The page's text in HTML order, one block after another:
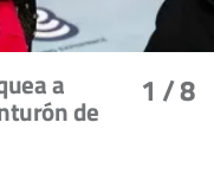
1 / 8
a
de